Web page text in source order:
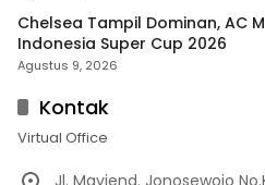
Chelsea Tampil Dominan, AC
Indonesia Super Cup 2026
Agustus 9, 2026
Kontak
Virtual Office